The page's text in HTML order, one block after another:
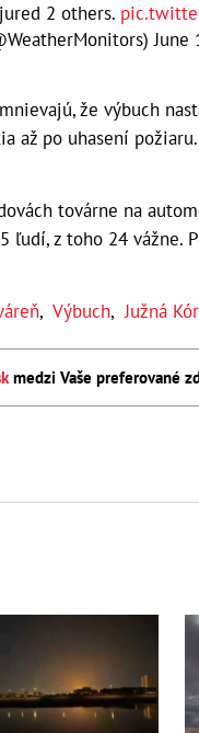
2 others.
June
že výbuch
až po uhasení požiaru.
továrne na
ľudí, z toho 24 vážne.
, Výbuch,Južná
medzi Vaše preferované